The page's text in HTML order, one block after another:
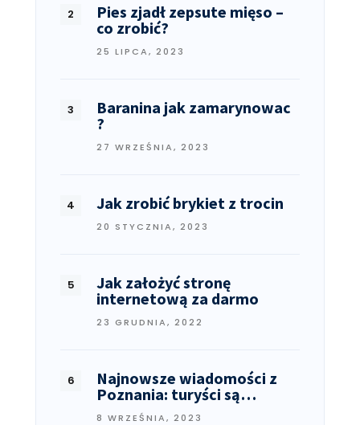
Pies zjadł zepsute mięso –
co zrobić?
25 LIPCA, 2023
Baranina jak zamarynowac
?
27 WRZEŚNIA, 2023
Jak zrobić brykiet z trocin
20 STYCZNIA, 2023
Jak założyć stronę
internetową za darmo
23 GRUDNIA, 2022
Najnowsze wiadomości z
Poznania: turyści są…
8 WRZEŚNIA, 2023